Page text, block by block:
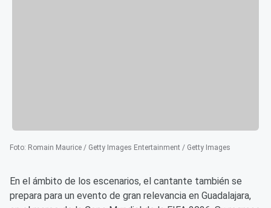
Foto: Romain Maurice / Getty Images Entertainment / Getty Images
En el ámbito de los escenarios, el cantante también se
prepara para un evento de gran relevancia en Guadalajara,